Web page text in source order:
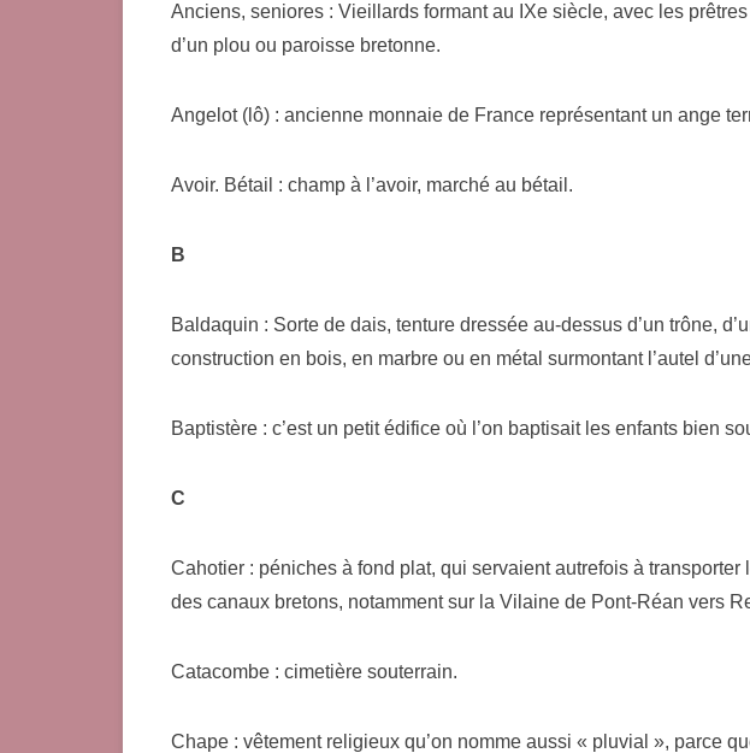
Anciens, seniores : Vieillards formant au IXe siècle, avec les
d’un plou ou paroisse bretonne.
Angelot (lô) : ancienne monnaie de France représentant un ange
Avoir. Bétail : champ à l’avoir, marché au bétail.
B
Baldaquin : Sorte de dais, tenture dressée au-dessus d’un trône,
construction en bois, en marbre ou en métal surmontant l’autel
Baptistère : c’est un petit édifice où l’on baptisait les enfants bien
C
Cahotier : péniches à fond plat, qui servaient autrefois à transporter
des canaux bretons, notamment sur la Vilaine de Pont-Réan vers
Catacombe : cimetière souterrain.
Chape : vêtement religieux qu’on nomme aussi « pluvial », parce